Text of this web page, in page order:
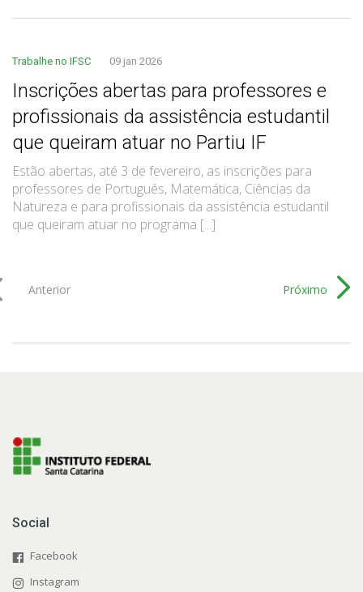
Trabalhe no IFSC 09 jan 2026
Inscrições abertas para professores e
profissionais da assistência estudantil
que queiram atuar no Partiu IF
Estão abertas, até 3 de fevereiro, as inscrições para
professores de Português, Matemática, Ciências da
Natureza e para profissionais da assistência estudantil
que queiram atuar no programa [...]
Anterior Próximo
Social
Facebook
Instagram